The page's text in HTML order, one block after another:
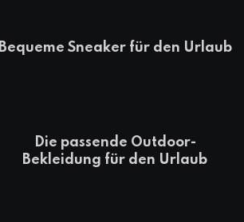
Bequeme Sneaker für den Urlaub
Die passende Outdoor-
Bekleidung für den Urlaub